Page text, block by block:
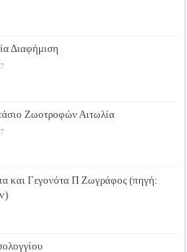
Διαφήμιση
Ζωοτροφών Αιτωλία
και Γεγονότα Π Ζωγράφος (πηγή: